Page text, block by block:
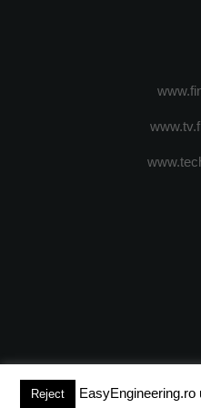
Reject